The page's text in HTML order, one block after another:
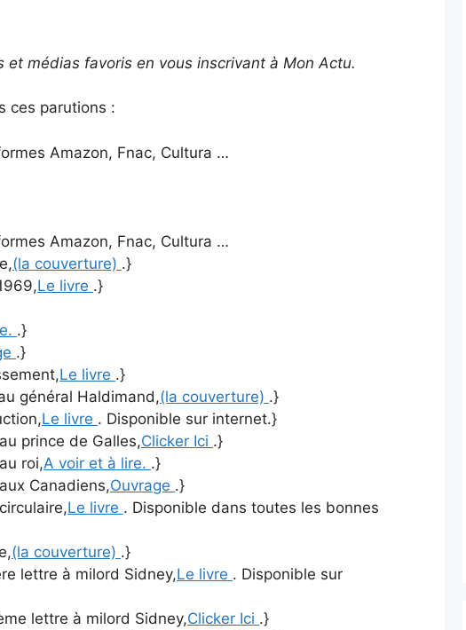
et médias favoris en vous inscrivant à Mon Actu.
ces parutions :
Amazon, Fnac, Cultura …
Amazon, Fnac, Cultura …
(la couverture) .}
Le livre .}
.}
.}
Le livre .}
général Haldimand,(la couverture) .}
Le livre . Disponible sur internet.}
prince de Galles,Clicker Ici .}
roi,A voir et à lire. .}
Canadiens,Ouvrage .}
Le livre . Disponible dans toutes les bonnes
(la couverture) .}
lettre à milord Sidney,Le livre . Disponible sur
lettre à milord Sidney,Clicker Ici .}